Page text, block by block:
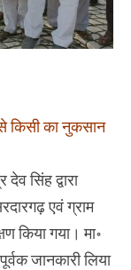
से किसी का नुकसान
सिंह द्वारा
एवं ग्राम
किया गया। मा॰
जानकारी लिया